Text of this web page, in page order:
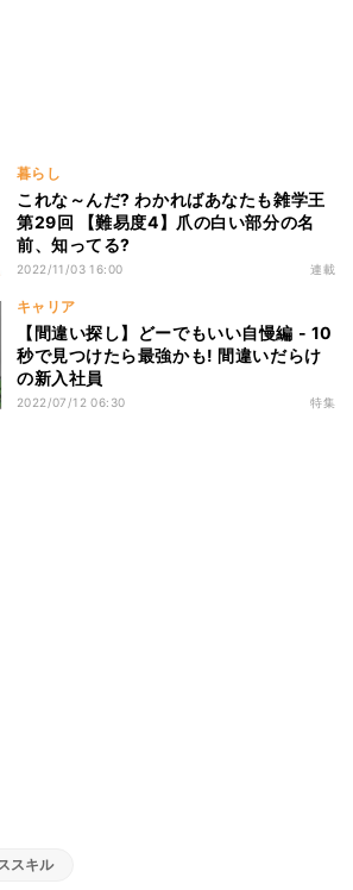
暮らし
これな～んだ? わかればあなたも雑学王
第29回 【難易度4】爪の白い部分の名
前、知ってる?
2022/11/03 16:00 連載
キャリア
【間違い探し】どーでもいい自慢編 - 10
秒で見つけたら最強かも! 間違いだらけ
の新入社員
2022/07/12 06:30 特集
スキル